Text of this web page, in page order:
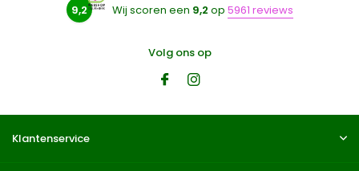
9,2 Wij scoren een 9,2 op 5961 reviews
Volg ons op
Klantenservice